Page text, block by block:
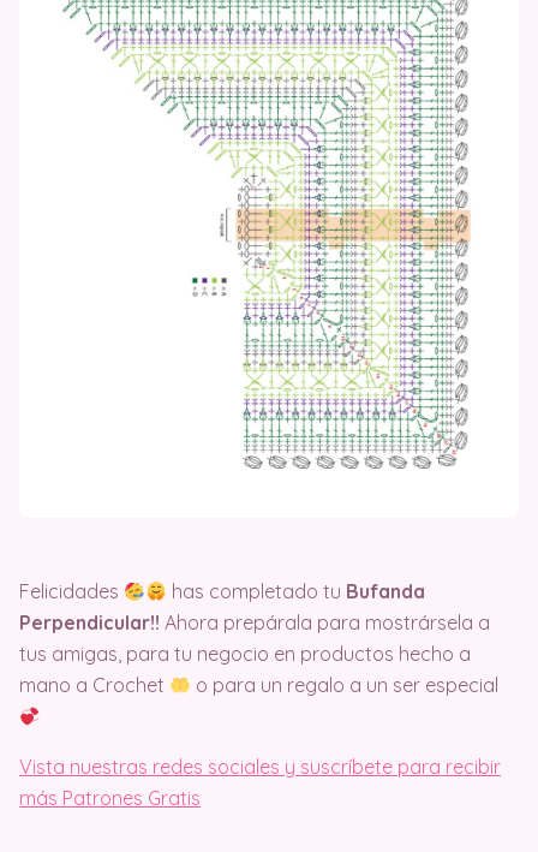
Felicidades has completado tu Bufanda
Perpendicular!! Ahora prepárala para mostrársela a
tus amigas, para tu negocio en productos hecho a
mano a Crochet
o para un regalo a un ser especial
Vista nuestras redes sociales y suscríbete para recibir
más Patrones Gratis